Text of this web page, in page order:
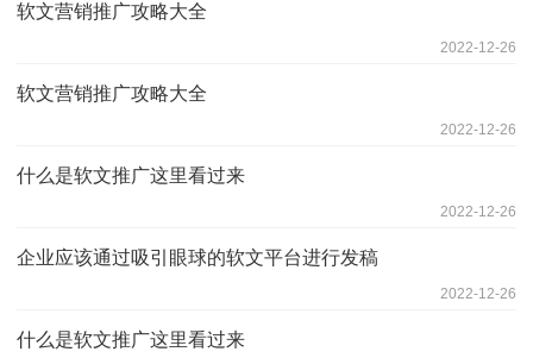
软文营销推广攻略大全
2022-12-26
软文营销推广攻略大全
2022-12-26
什么是软文推广这里看过来
2022-12-26
企业应该通过吸引眼球的软文平台进行发稿
2022-12-26
什么是软文推广这里看过来